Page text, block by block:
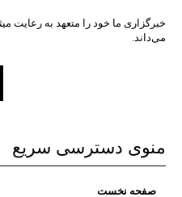
خبرگزاری ما خود را متعهد به رعایت
می‌داند.
منوی دسترسی سریع
صفحه نخست